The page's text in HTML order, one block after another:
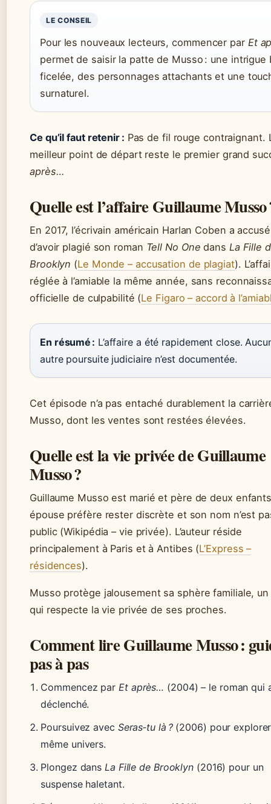
LE CONSEIL
Pour les nouveaux lecteurs, commencer par Et
permet de saisir la patte de Musso : une intrigue
ficelée, des personnages attachants et une
surnaturel.
Ce qu’il faut retenir : Pas de fil rouge contraignant.
meilleur point de départ reste le premier grand
après…
Quelle est l’affaire Guillaume Musso
En 2017, l’écrivain américain Harlan Coben a
d’avoir plagié son roman Tell No One dans La Fille
Brooklyn (Le Monde – accusation de plagiat).
réglée à l’amiable la même année, sans
officielle de culpabilité (Le Figaro – accord à
En résumé : L’affaire a été rapidement close.
autre poursuite judiciaire n’est documentée.
Cet épisode n’a pas entaché durablement la
Musso, dont les ventes sont restées élevées.
Quelle est la vie privée de Guillaume
Musso ?
Guillaume Musso est marié et père de deux
épouse préfère rester discrète et son nom n’est
public (Wikipédia – vie privée). L’auteur réside
principalement à Paris et à Antibes (L’Express –
résidences).
Musso protège jalousement sa sphère familiale,
qui respecte la vie privée de ses proches.
Comment lire Guillaume Musso :
pas à pas
Commencez par Et après… (2004) – le roman qui
déclenché.
Poursuivez avec Seras‑tu là ?(2006) pour
même univers.
Plongez dansLa Fille de Brooklyn (2016) pour un
suspense haletant.